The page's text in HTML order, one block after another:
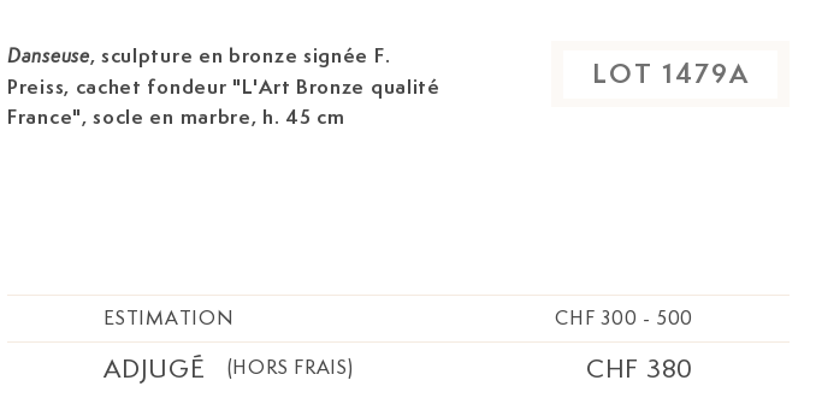
Danseuse, sculpture en bronze signée F.
Preiss,
France", socle en marbre, h. 45 cm
LOT 1479A
ESTIMATION CHF 300 - 500
ADJUGÉ (HORS FRAIS) CHF 380